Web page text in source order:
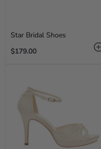
Star Bridal Shoes
Regular
$179.00